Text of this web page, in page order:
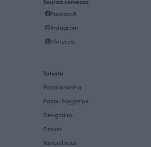
Facebook
Instagram
Pinterest
Tutustu
Paapiin tarina
Paapii Magazine
Designtiimi
Finsket
Vastuullisuus